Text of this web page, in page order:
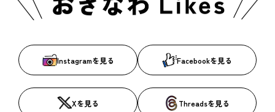
Instagramを見る Facebookを見る
Xを見る Threadsを見る